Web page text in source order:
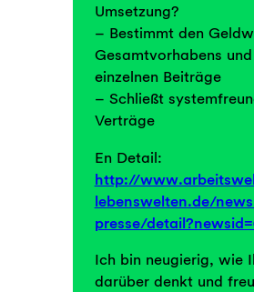
Umsetzung?
– Bestimmt den
Gesamtvorhabens
einzelnen Beiträge
– Schließt
Verträge
En Detail:
http://
lebenswelten.de/
presse/
Ich bin neugierig, wie
darüber denkt und